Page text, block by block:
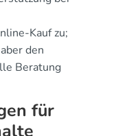
Kauf zu;
den
Beratung
für